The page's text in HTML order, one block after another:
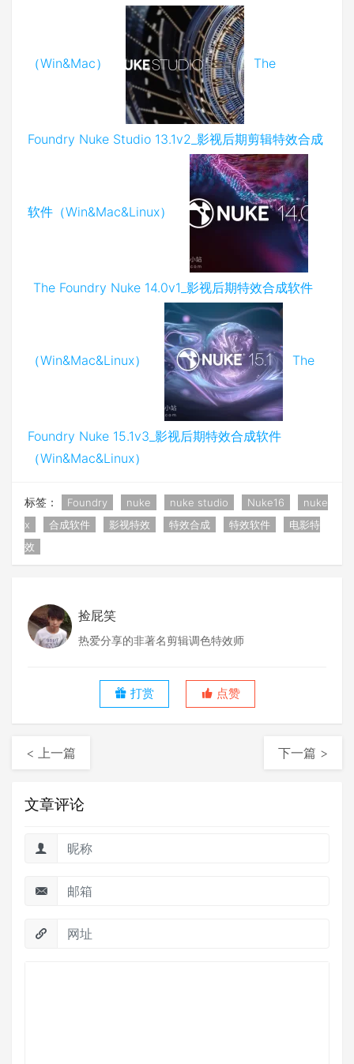
（Win&Mac） The
Foundry Nuke Studio 13.1v2_影视后期剪辑特效合成
软件（Win&Mac&Linux）
The Foundry Nuke 14.0v1_影视后期特效合成软件
（Win&Mac&Linux） The
Foundry Nuke 15.1v3_影视后期特效合成软件
（Win&Mac&Linux）
标签： Foundry nuke nuke studio Nuke16
nuke
x
合成软件 影视特效 特效合成 特效软件
电影特
效
捡屁笑
热爱分享的非著名剪辑调色特效师
打赏 点赞
< 上一篇 下一篇 >
文章评论